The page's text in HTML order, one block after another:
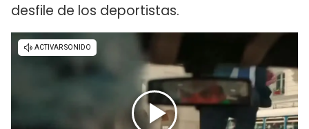
desfile de los deportistas.